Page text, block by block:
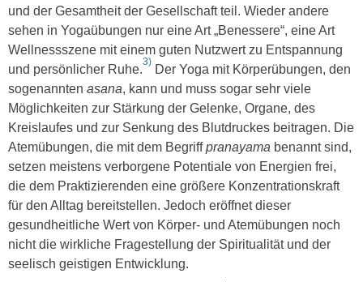
und der Gesamtheit der Gesellschaft teil. Wieder andere
sehen in Yogaübungen nur eine Art „Benessere“, eine Art
Wellnessszene mit einem guten Nutzwert zu Entspannung
und persönlicher Ruhe.
3)
Der Yoga mit Körperübungen, den
sogenannten asana, kann und muss sogar sehr viele
Möglichkeiten zur Stärkung der Gelenke, Organe, des
Kreislaufes und zur Senkung des Blutdruckes beitragen. Die
Atemübungen, die mit dem Begriffpranayama benannt sind,
setzen meistens verborgene Potentiale von Energien frei,
die dem Praktizierenden eine größere Konzentrationskraft
für den Alltag bereitstellen. Jedoch eröffnet dieser
gesundheitliche Wert von Körper- und Atemübungen noch
nicht die wirkliche Fragestellung der Spiritualität und der
seelisch geistigen Entwicklung.